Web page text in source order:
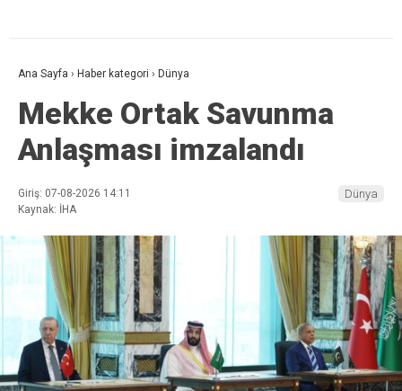
Ana Sayfa › Haber kategori › Dünya
Mekke Ortak Savunma
Anlaşması imzalandı
Giriş: 07-08-2026 14:11
Kaynak: İHA
Dünya